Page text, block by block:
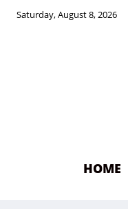
Saturday, August 8, 2026
HOME